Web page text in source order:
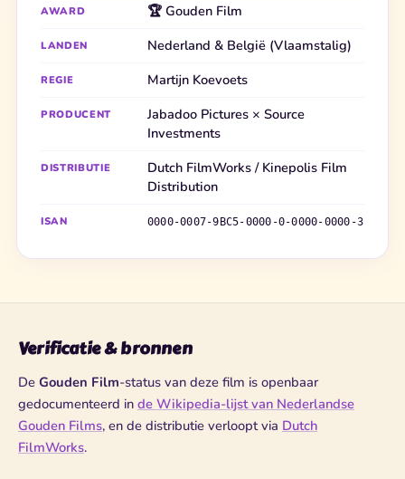
AWARD 🏆 Gouden Film
LANDEN Nederland & België (Vlaamstalig)
REGIE Martijn Koevoets
PRODUCENT
Jabadoo Pictures × Source
Investments
DISTRIBUTIE
Dutch FilmWorks / Kinepolis Film
Distribution
ISAN 0000-0007-9BC5-0000-0-0000-0000-3
Verificatie & bronnen
De Gouden Film-status van deze film is openbaar
gedocumenteerd in de Wikipedia-lijst van Nederlandse
Gouden Films, en de distributie verloopt via Dutch
FilmWorks.